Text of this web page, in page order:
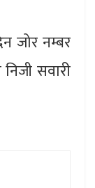
जोर नम्बर
सवारी